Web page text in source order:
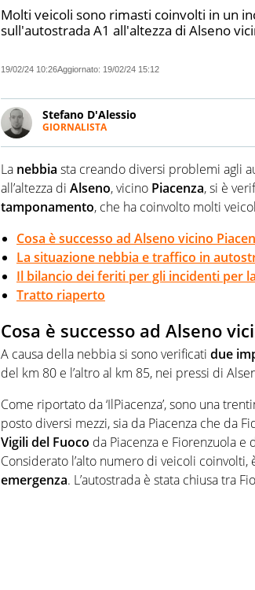
Molti veicoli sono rimasti coinvolti in un
sull'autostrada A1 all'altezza di Alseno
19/02/24 10:26Aggiornato: 19/02/24 15:12
Stefano D'Alessio
GIORNALISTA
testate e programmi radio e tv, a livello
La nebbia sta creando diversi problemi agli
all’altezza di Alseno, vicino Piacenza, si è
tamponamento, che ha coinvolto molti
Cosa è successo ad Alseno vicino
La situazione nebbia e traffico in
Il bilancio dei feriti per gli incidenti per
Tratto riaperto
Cosa è successo ad Alseno
A causa della nebbia si sono verificati due
del km 80 e l’altro al km 85, nei pressi di
Come riportato da ‘IlPiacenza’, sono una
posto diversi mezzi, sia da Piacenza che da
Vigili del Fuoco da Piacenza e Fiorenzuola
Considerato l’alto numero di veicoli coinvolti,
emergenza. L’autostrada è stata chiusa tra